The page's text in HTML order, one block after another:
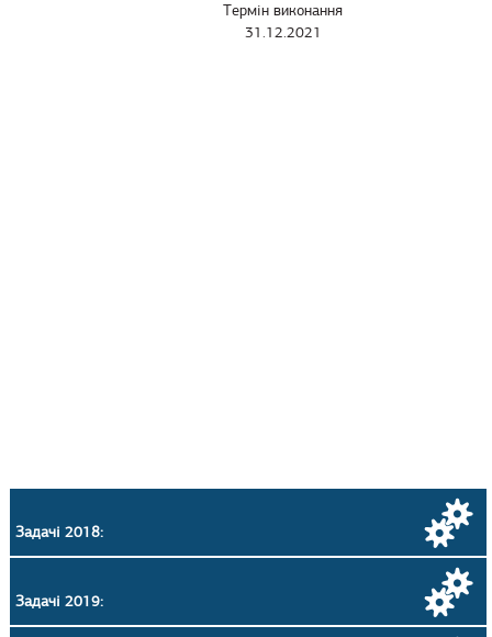
Термін виконання
31.12.2021
Задачі 2018:
Задачі 2019: